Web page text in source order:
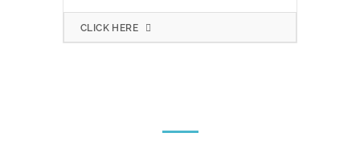
CLICK HERE